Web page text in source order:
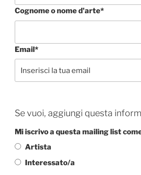
Cognome o nome d'arte*
Email*
Se vuoi, aggiungi questa
Mi iscrivo a questa mailing list
Artista
Interessato/a